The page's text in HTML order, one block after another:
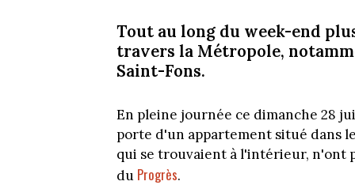
Tout au long du week-end
travers la Métropole,
Saint-Fons.
En pleine journée ce dimanche 28
porte d'un appartement situé dans
qui se trouvaient à l'intérieur, n'ont
du Progrès.